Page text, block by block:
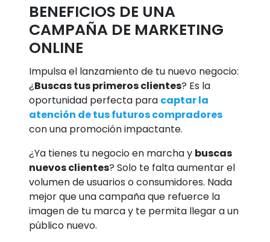
BENEFICIOS DE UNA
CAMPAÑA DE MARKETING
ONLINE
Impulsa el lanzamiento de tu nuevo negocio:
¿Buscas tus primeros clientes? Es la
oportunidad perfecta para captar la
atención de tus futuros compradores
con una promoción impactante.
¿Ya tienes tu negocio en marcha y buscas
nuevos clientes? Solo te falta aumentar el
volumen de usuarios o consumidores. Nada
mejor que una campaña que refuerce la
imagen de tu marca y te permita llegar a un
público nuevo.